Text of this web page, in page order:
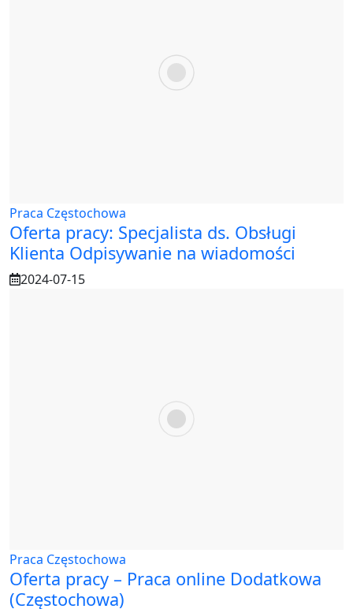
Praca Częstochowa
Oferta pracy: Specjalista ds. Obsługi
Klienta Odpisywanie na wiadomości
2024-07-15
Praca Częstochowa
Oferta pracy – Praca online Dodatkowa
(Częstochowa)